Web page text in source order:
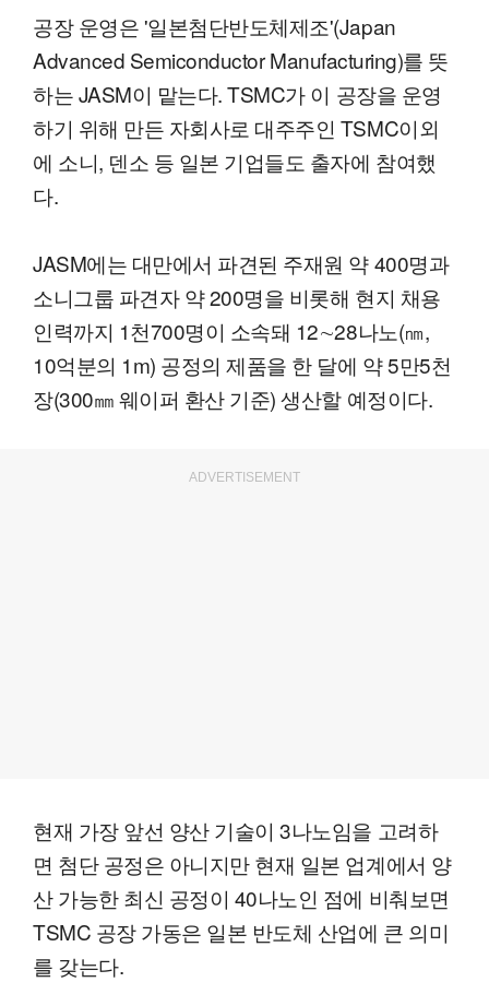
공장 운영은 '일본첨단반도체제조'(Japan
Advanced Semiconductor Manufacturing)를 뜻
하는 JASM이 맡는다. TSMC가 이 공장을 운영
하기 위해 만든 자회사로 대주주인 TSMC이외
에 소니, 덴소 등 일본 기업들도 출자에 참여했
다.
JASM에는 대만에서 파견된 주재원 약 400명과
소니그룹 파견자 약 200명을 비롯해 현지 채용
인력까지 1천700명이 소속돼 12∼28나노(㎚,
10억분의 1m) 공정의 제품을 한 달에 약 5만5천
장(300㎜ 웨이퍼 환산 기준) 생산할 예정이다.
ADVERTISEMENT
현재 가장 앞선 양산 기술이 3나노임을 고려하
면 첨단 공정은 아니지만 현재 일본 업계에서 양
산 가능한 최신 공정이 40나노인 점에 비춰보면
TSMC 공장 가동은 일본 반도체 산업에 큰 의미
를 갖는다.